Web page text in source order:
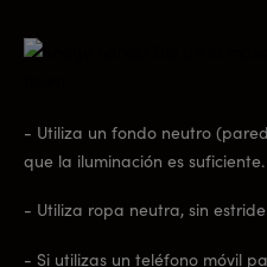
- Utiliza un fondo neutro
que la iluminación es suficiente.
- Utiliza ropa neutra, sin
- Si utilizas un teléfono móvil